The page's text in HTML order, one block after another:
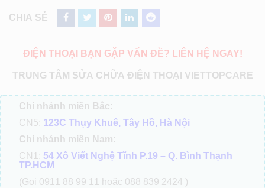
CHIA SẺ
ĐIỆN THOẠI BẠN GẶP VẤN ĐỀ? LIÊN HỆ NGAY!
TRUNG TÂM SỬA CHỮA ĐIỆN THOẠI VIETTOPCARE
Chi nhánh miền Bắc:
CN5: 123C Thụy Khuê, Tây Hồ, Hà Nội
Chi nhánh miền Nam:
CN1: 54 Xô Viết Nghệ Tĩnh P.19 – Q. Bình Thạnh
TP.HCM
(Gọi 0911 88 99 11 hoặc 088 839 2424 )